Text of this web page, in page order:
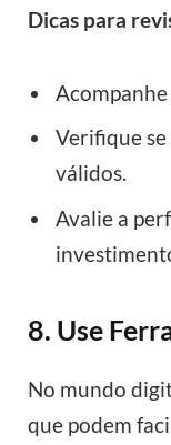
Dicas para
Acompanhe
Verifique se
válidos.
Avalie a
8. Use
No mundo
que podem